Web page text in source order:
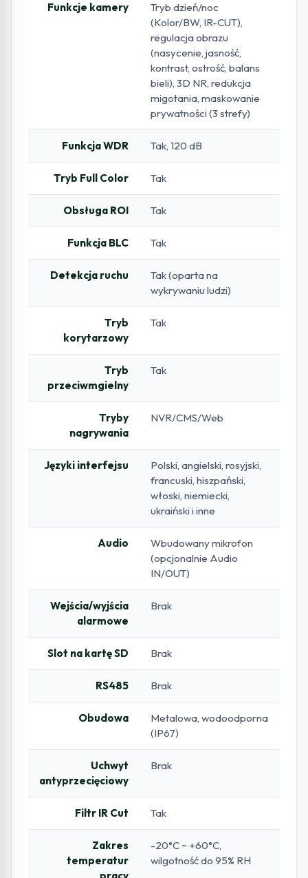
Funkcje kamery
Tryb dzień/noc
(Kolor/BW, IR-CUT),
regulacja obrazu
(nasycenie, jasność,
kontrast, ostrość, balans
bieli), 3D NR, redukcja
migotania, maskowanie
prywatności (3 strefy)
Funkcja WDR Tak, 120 dB
Tryb Full Color Tak
Obsługa ROI Tak
Funkcja BLC Tak
Detekcja ruchu
Tak (oparta na
wykrywaniu ludzi)
Tryb
korytarzowy
Tak
Tryb
przeciwmgielny
Tak
Tryby
nagrywania
NVR/CMS/Web
Języki interfejsu
Polski, angielski, rosyjski,
francuski, hiszpański,
włoski, niemiecki,
ukraiński i inne
Audio
Wbudowany mikrofon
(opcjonalnie Audio
IN/OUT)
Wejścia/wyjścia
alarmowe
Brak
Slot na kartę SD Brak
RS485 Brak
Obudowa
Metalowa, wodoodporna
(IP67)
Uchwyt
antyprzecięciowy
Brak
Filtr IR Cut Tak
Zakres
temperatur
-20°C ~ +60°C,
wilgotność do 95% RH